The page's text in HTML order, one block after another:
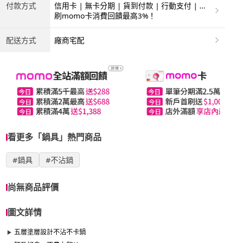
付款方式
信用卡 | 無卡分期 | 貨到付款 | 行動支付 | 超
商付款 | ATM | 銀聯卡
刷momo卡消費回饋最高3%！
配送方式 廠商宅配
看更多「鍋具」熱門商品
#鍋具 #不沾鍋
尚無商品評價
圖文詳情
五層塗層設計不沾不卡鍋